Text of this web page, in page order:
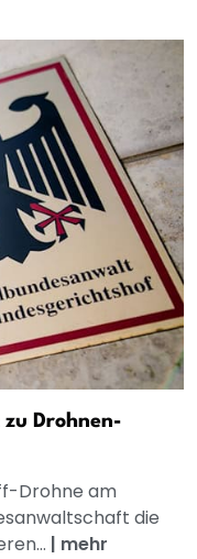
Drohnen-
Drohne am
die
| mehr